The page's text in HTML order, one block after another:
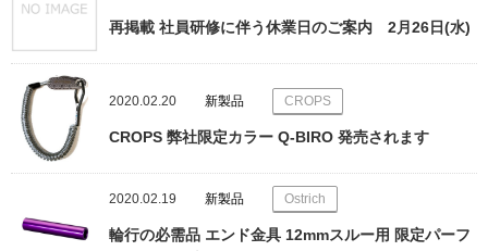
再掲載 社員研修に伴う休業日のご案内 2月26日(水)
2020.02.20 新製品 CROPS
CROPS 弊社限定カラー Q-BIRO 発売されます
2020.02.19 新製品 Ostrich
輪行の必需品 エンド金具 12mmスルー用 限定パーフ